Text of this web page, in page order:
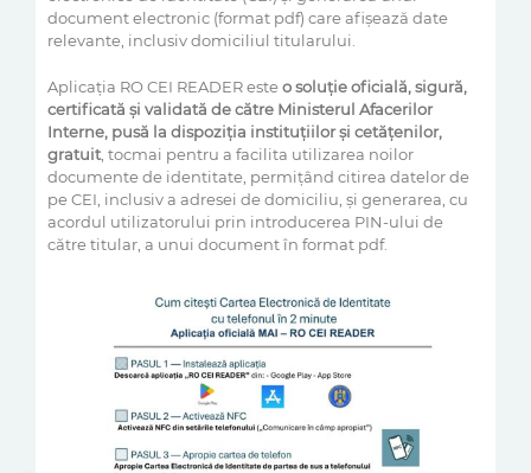
document electronic (format pdf) care afișează date
relevante, inclusiv domiciliul titularului.
Aplicația RO CEI READER esteo soluție oficială, sigură,
certificată și validată de către Ministerul Afacerilor
Interne, pusă la dispoziția instituțiilor și cetățenilor,
gratuit , tocmai pentru a facilita utilizarea noilor
documente de identitate, permițând citirea datelor de
pe CEI, inclusiv a adresei de domiciliu, și generarea, cu
acordul utilizatorului prin introducerea PIN-ului de
către titular, a unui document în format pdf.